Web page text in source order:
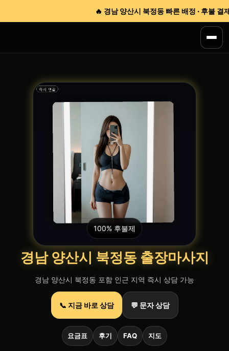
🔥 경남 양산시 북정동 빠른 배정 · 후불 결제
100% 후불제
경남 양산시 북정동 출장마사지
경남 양산시 북정동 포함 인근 지역 즉시 상담 가능
📞 지금 바로 상담 💬 문자 상담
요금표 후기 FAQ 지도